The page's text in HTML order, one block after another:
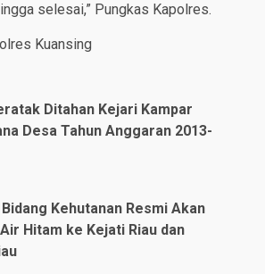
selesai,” Pungkas Kapolres.
Kuansing
Ditahan Kejari Kampar
Desa Tahun Anggaran 2013-
Kehutanan Resmi Akan
Hitam ke Kejati Riau dan